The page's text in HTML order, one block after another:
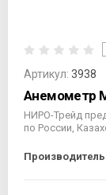
Артикул: 3938
Анемометр
НИРО-Трейд
по России,
Производитель